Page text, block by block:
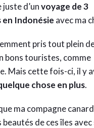
d’unvoyage de 3
en Indonésie avec ma
pris tout plein
bons touristes, comme
Mais cette fois-ci, il y
chose en plus.
ma compagne
de ces îles avec